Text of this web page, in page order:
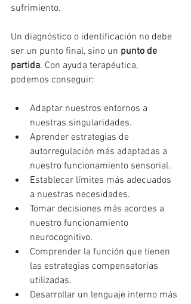
sufrimiento.
Un diagnóstico o identificación no debe
ser un punto final, sino un punto de
partida. Con ayuda terapéutica,
podemos conseguir:
Adaptar nuestros entornos a
nuestras singularidades.
Aprender estrategias de
autorregulación más adaptadas a
nuestro funcionamiento sensorial.
Establecer límites más adecuados
a nuestras necesidades.
Tomar decisiones más acordes a
nuestro funcionamiento
neurocognitivo.
Comprender la función que tienen
las estrategias compensatorias
utilizadas.
Desarrollar un lenguaje interno más